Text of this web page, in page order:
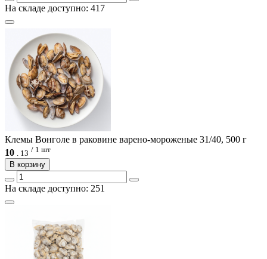
На складе доступно: 417
Клемы Вонголе в раковине варено-мороженые 31/40, 500 г
10 . 13 / 1 шт
В корзину
На складе доступно: 251